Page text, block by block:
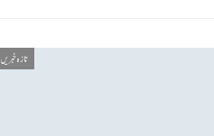
تازہ خبریں